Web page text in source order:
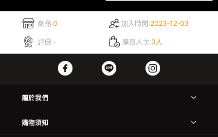
商品:0 加入時間:2023-12-03
評價:- 購買人次:3人
關於我們
購物須知